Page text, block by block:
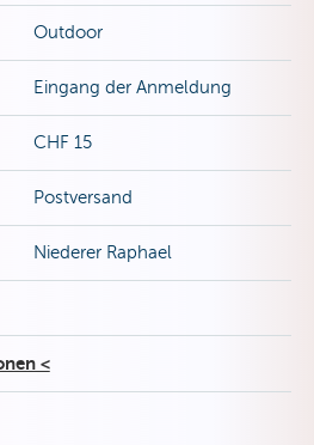
Outdoor
Eingang der Anmeldung
CHF 15
Postversand
Niederer Raphael
<